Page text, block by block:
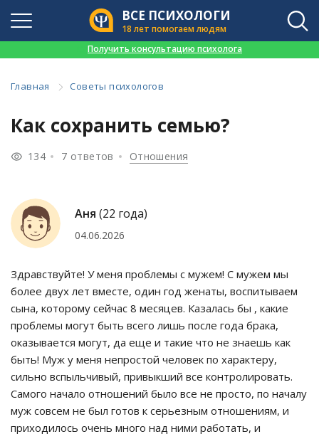
ВСЕ ПСИХОЛОГИ
18 лет помогаем людям
Получить консультацию психолога
Главная Советы психологов
Как сохранить семью?
134 7 ответов Отношения
Аня (22 года)
04.06.2026
Здравствуйте! У меня проблемы с мужем! С мужем мы
более двух лет вместе, один год женаты, воспитываем
сына, которому сейчас 8 месяцев. Казалась бы , какие
проблемы могут быть всего лишь после года брака,
оказывается могут, да еще и такие что не знаешь как
быть! Муж у меня непростой человек по характеру,
сильно вспыльчивый, привыкший все контролировать.
Самого начало отношений было все не просто, по началу
муж совсем не был готов к серьезным отношениям, и
приходилось очень много над ними работать, и